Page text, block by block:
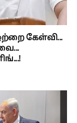
கேள்வி...